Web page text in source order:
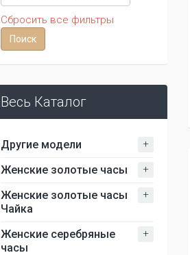
Сбросить все фильтры
Весь Каталог
Другие модели +
Женские золотые часы +
Женские золотые часы
Чайка
+
Женские серебряные
часы
+